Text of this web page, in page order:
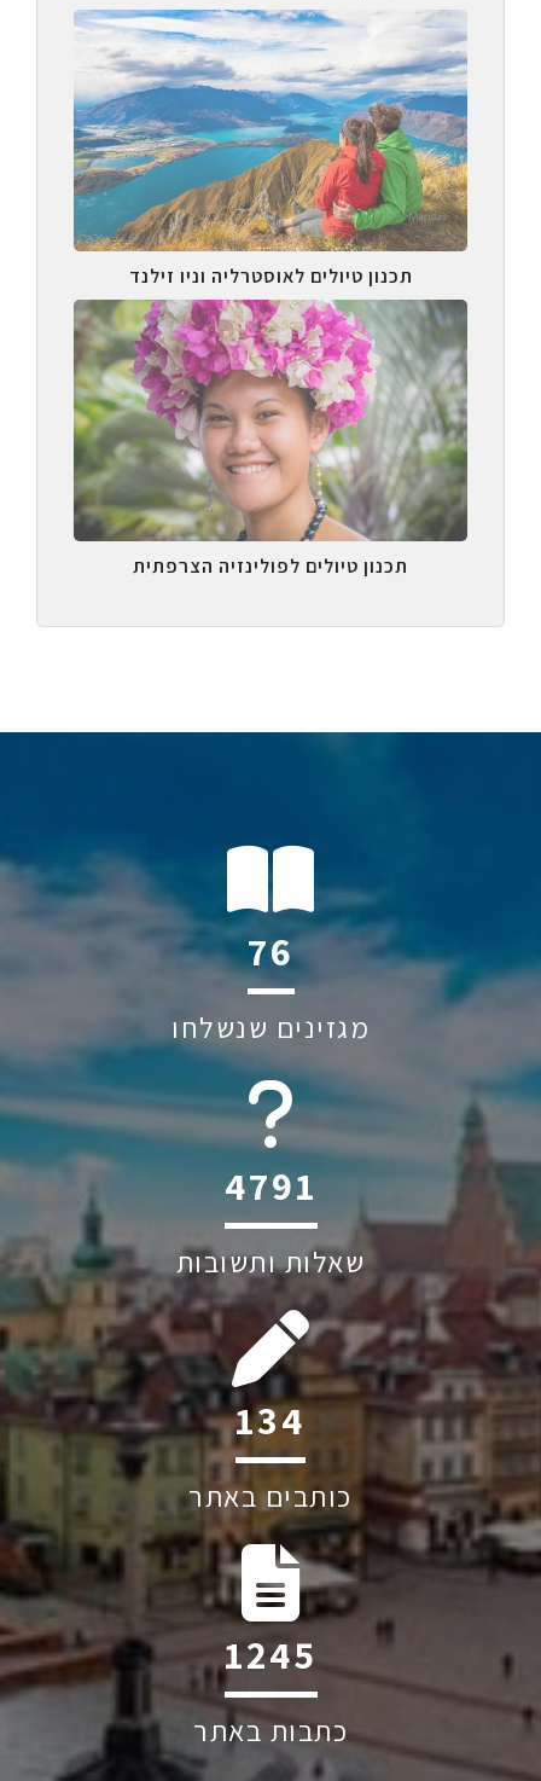
תכנון טיולים לאוסטרליה וניו זילנד
תכנון טיולים לפולינזיה הצרפתית
120
מגזינים שנשלחו
6045
שאלות ותשובות
209
כותבים באתר
1949
כתבות באתר